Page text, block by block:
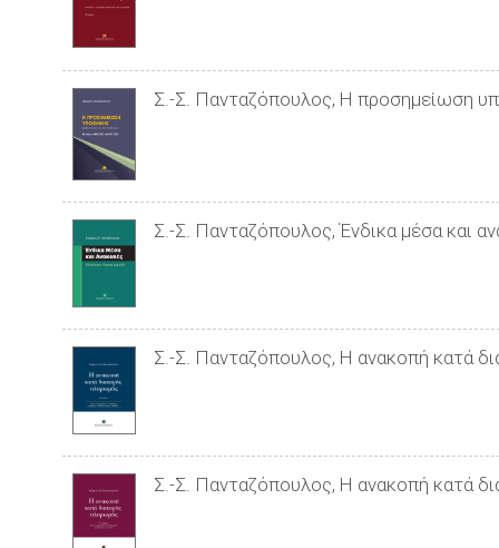
Σ.-Σ. Πανταζόπουλος, Η προσημείωση
Σ.-Σ. Πανταζόπουλος, Ένδικα μέσα και
Σ.-Σ. Πανταζόπουλος, Η ανακοπή κατά
Σ.-Σ. Πανταζόπουλος, Η ανακοπή κατά